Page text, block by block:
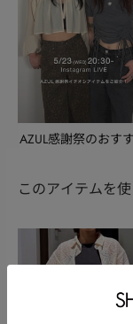
AZUL感謝祭のおす
このアイテムを